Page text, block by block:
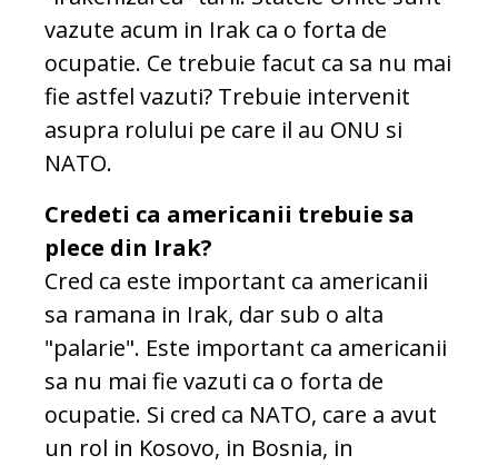
vazute acum in Irak ca o forta de
ocupatie. Ce trebuie facut ca sa nu mai
fie astfel vazuti? Trebuie intervenit
asupra rolului pe care il au ONU si
NATO.
Credeti ca americanii trebuie sa
plece din Irak?
Cred ca este important ca americanii
sa ramana in Irak, dar sub o alta
"palarie". Este important ca americanii
sa nu mai fie vazuti ca o forta de
ocupatie. Si cred ca NATO, care a avut
un rol in Kosovo, in Bosnia, in